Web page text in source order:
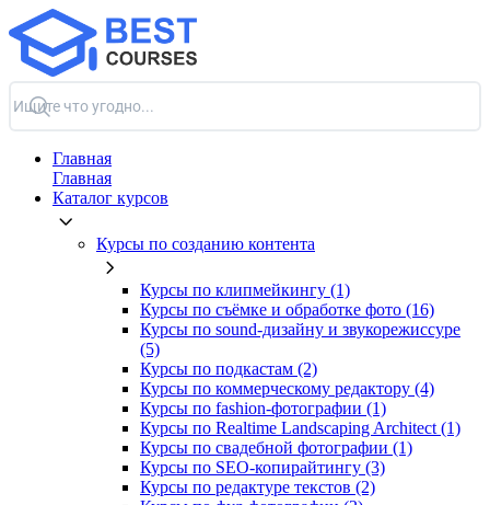
Главная
Главная
Каталог курсов
Курсы по созданию контента
Курсы по клипмейкингу (1)
Курсы по съёмке и обработке фото (16)
Курсы по sound-дизайну и звукорежиссуре
(5)
Курсы по подкастам (2)
Курсы по коммерческому редактору (4)
Курсы по fashion-фотографии (1)
Курсы по Realtime Landscaping Architect (1)
Курсы по свадебной фотографии (1)
Курсы по SEO-копирайтингу (3)
Курсы по редактуре текстов (2)